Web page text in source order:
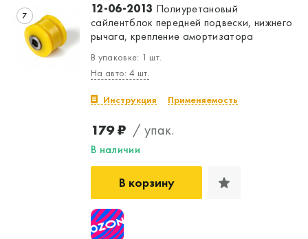
7 12-06-2013 Полиуретановый
сайлентблок передней подвески, нижнего
рычага, крепление амортизатора
В упаковке: 1 шт.
На авто: 4 шт.
Инструкция Применяемость
179 ₽ / упак.
В наличии
В корзину